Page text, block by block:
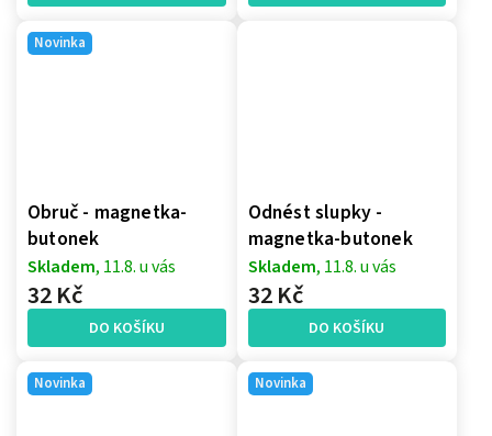
Novinka
Obruč - magnetka-
butonek
Skladem, 11.8. u vás
32 Kč
DO KOŠÍKU
Odnést slupky -
magnetka-butonek
Skladem, 11.8. u vás
32 Kč
DO KOŠÍKU
Novinka Novinka